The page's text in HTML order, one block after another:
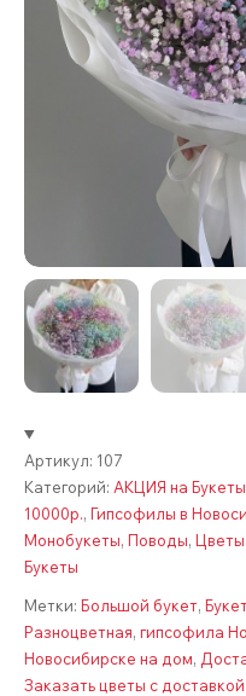
Артикул: 107
Категорий: АКЦИЯ на Букеты
10000р., Гипсофилы в
Монобукеты, Поводы, Цветы
Букеты
Метки: Большой букет,
Разноцветная, гипсофила
Новосибирске на дом,
Заказать цветы с доставкой